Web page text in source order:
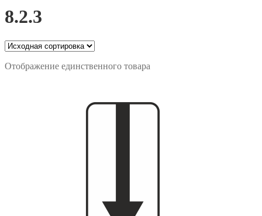
8.2.3
Отображение единственного товара